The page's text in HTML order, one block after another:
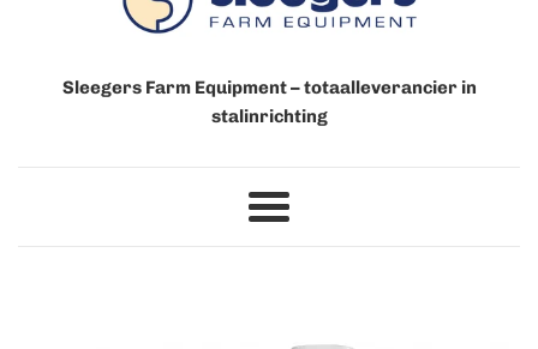
Sleegers Farm Equipment – totaalleverancier in
stalinrichting
Menu